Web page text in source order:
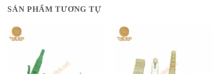
SẢN PHẨM TƯƠNG TỰ